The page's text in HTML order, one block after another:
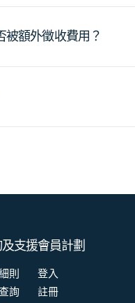
額外徵收費用？
支援
則
詢
會員計劃
登入
註冊